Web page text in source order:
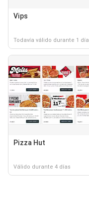
Vips
Todavía válido durante 1 día
Pizza Hut
Válido durante 4 días